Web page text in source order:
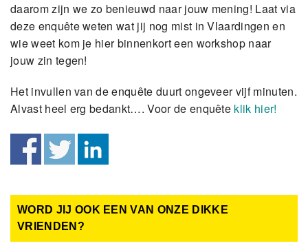
daarom zijn we zo benieuwd naar jouw mening! Laat via
deze enquête weten wat jij nog mist in Vlaardingen en
wie weet kom je hier binnenkort een workshop naar
jouw zin tegen!
Het invullen van de enquête duurt ongeveer vijf minuten.
Alvast heel erg bedankt…. Voor de enquête klik hier!
WORD JIJ OOK EEN VAN ONZE DIKKE
VRIENDEN?